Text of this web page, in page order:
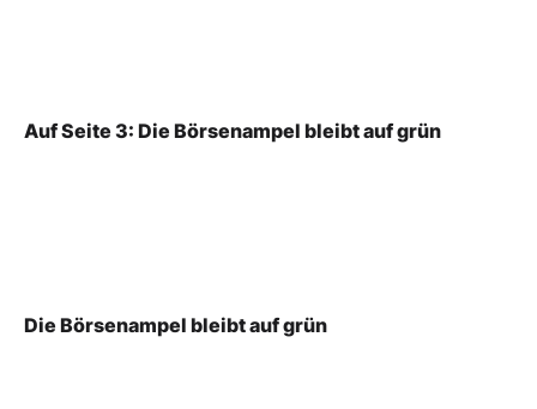
Auf Seite 3: Die Börsenampel bleibt auf grün
Die Börsenampel bleibt auf grün